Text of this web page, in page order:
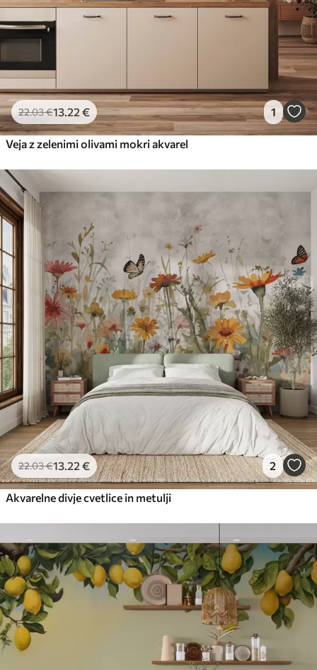
22.03€13.22 € 1
Veja z zelenimi olivami mokri akvarel
22.03€13.22 € 2
Akvarelne divje cvetlice in metulji